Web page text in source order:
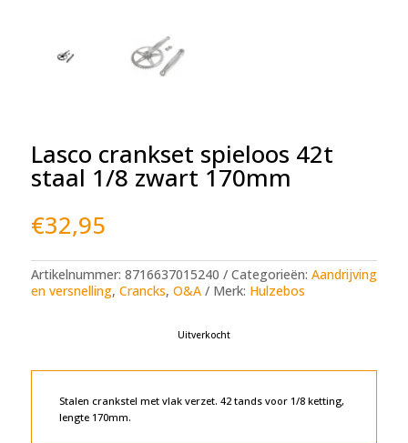
Lasco crankset spieloos 42t
staal 1/8 zwart 170mm
€32,95
Artikelnummer: 8716637015240 Categorieën: Aandrijving
en versnelling, Crancks, O&A Merk: Hulzebos
Uitverkocht
Stalen crankstel met vlak verzet. 42 tands voor 1/8 ketting,
lengte 170mm.